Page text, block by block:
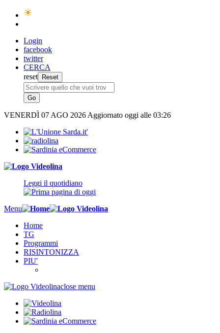
Login
facebook
twitter
CERCA
reset
VENERDÌ 07 AGO 2026 Aggiornato oggi alle 03:26
Leggi il quotidiano
Menu
Home
TG
Programmi
RISINTONIZZA
PIU'
close menu